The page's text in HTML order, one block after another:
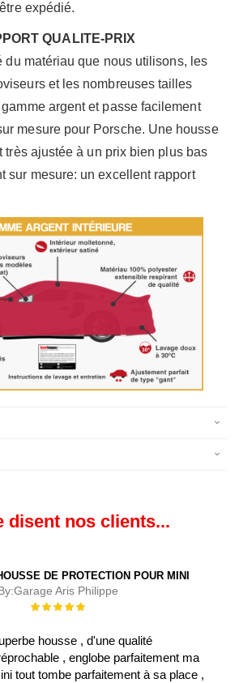
expédié.
QUALITE-PRIX
du matériau que nous utilisons, les
et les nombreuses tailles
argent et passe facilement
mesure pour Porsche. Une housse
très ajustée à un prix bien plus bas
sur mesure: un excellent rapport
disent nos clients...
DE PROTECTION POUR MINI
Garage Aris Philippe
Évaluation :
housse , d'une qualité
, englobe parfaitement ma
tout tombe parfaitement à sa place ,